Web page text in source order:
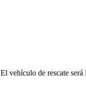
El vehículo de rescate